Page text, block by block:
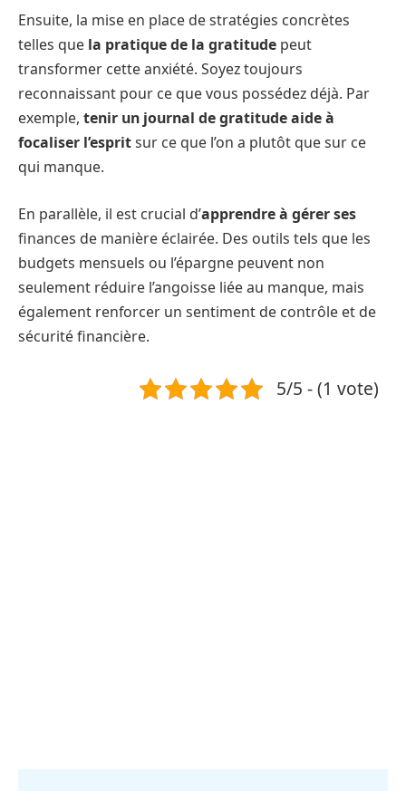
Ensuite, la mise en place de stratégies concrètes
telles que la pratique de la gratitude peut
transformer cette anxiété. Soyez toujours
reconnaissant pour ce que vous possédez déjà. Par
exemple, tenir un journal de gratitude aide à
focaliser l’espritsur ce que l’on a plutôt que sur ce
qui manque.
En parallèle, il est crucial d’apprendre à gérer ses
finances de manière éclairée. Des outils tels que les
budgets mensuels ou l’épargne peuvent non
seulement réduire l’angoisse liée au manque, mais
également renforcer un sentiment de contrôle et de
sécurité financière.
5/5 - (1 vote)